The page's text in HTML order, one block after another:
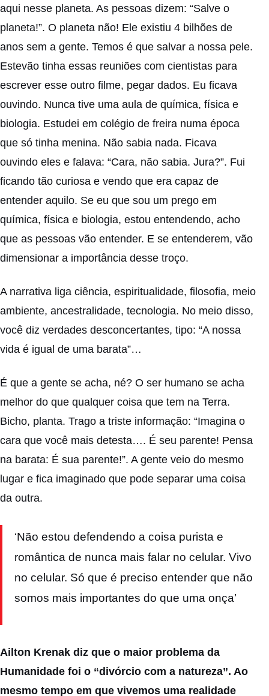
aqui nesse planeta. As pessoas dizem: “Salve o
planeta!”. O planeta não! Ele existiu 4 bilhões de
anos sem a gente. Temos é que salvar a nossa pele.
Estevão tinha essas reuniões com cientistas para
escrever esse outro filme, pegar dados. Eu ficava
ouvindo. Nunca tive uma aula de química, física e
biologia. Estudei em colégio de freira numa época
que só tinha menina. Não sabia nada. Ficava
ouvindo eles e falava: “Cara, não sabia. Jura?”. Fui
ficando tão curiosa e vendo que era capaz de
entender aquilo. Se eu que sou um prego em
química, física e biologia, estou entendendo, acho
que as pessoas vão entender. E se entenderem, vão
dimensionar a importância desse troço.
A narrativa liga ciência, espiritualidade, filosofia, meio
ambiente, ancestralidade, tecnologia. No meio disso,
você diz verdades desconcertantes, tipo: “A nossa
vida é igual de uma barata”…
É que a gente se acha, né? O ser humano se acha
melhor do que qualquer coisa que tem na Terra.
Bicho, planta. Trago a triste informação: “Imagina o
cara que você mais detesta…. É seu parente! Pensa
na barata: É sua parente!”. A gente veio do mesmo
lugar e fica imaginado que pode separar uma coisa
da outra.
‘Não estou defendendo a coisa purista e
romântica de nunca mais falar no celular. Vivo
no celular. Só que é preciso entender que não
somos mais importantes do que uma onça’
Ailton Krenak diz que o maior problema da
Humanidade foi o “divórcio com a natureza”. Ao
mesmo tempo em que vivemos uma realidade